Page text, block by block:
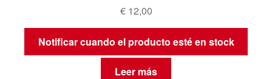
€12,00
Notificar cuando el producto esté en stock
Leer más